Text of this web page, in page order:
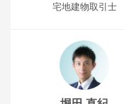
宅地建物取引士